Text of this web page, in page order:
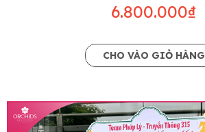
6.800.000₫
CHO VÀO GIỎ HÀNG